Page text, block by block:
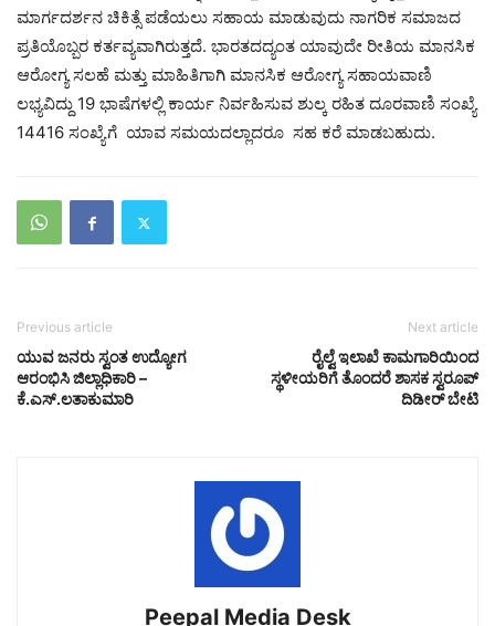
ಮಾರ್ಗದರ್ಶನ ಚಿಕಿತ್ಸೆ ಪಡೆಯಲು ಸಹಾಯ ಮಾಡುವುದು ನಾಗರಿಕ ಸಮಾಜದ
ಪ್ರತಿಯೊಬ್ಬರ ಕರ್ತವ್ಯವಾಗಿರುತ್ತದೆ. ಭಾರತದದ್ಯಂತ ಯಾವುದೇ ರೀತಿಯ ಮಾನಸಿಕ
ಆರೋಗ್ಯ ಸಲಹೆ ಮತ್ತು ಮಾಹಿತಿಗಾಗಿ ಮಾನಸಿಕ ಆರೋಗ್ಯ ಸಹಾಯವಾಣಿ
ಲಭ್ಯವಿದ್ದು 19 ಭಾಷೆಗಳಲ್ಲಿ ಕಾರ್ಯ ನಿರ್ವಹಿಸುವ ಶುಲ್ಕ ರಹಿತ ದೂರವಾಣಿ ಸಂಖ್ಯೆ
14416 ಸಂಖ್ಯೆಗೆ ಯಾವ ಸಮಯದಲ್ಲಾದರೂ ಸಹ ಕರೆ ಮಾಡಬಹುದು.
Previous article
ಯುವ ಜನರು ಸ್ವಂತ ಉದ್ಯೋಗ
ಆರಂಭಿಸಿ ಜಿಲ್ಲಾಧಿಕಾರಿ –
ಕೆ.ಎಸ್.ಲತಾಕುಮಾರಿ
Next article
ರೈಲ್ವೆ ಇಲಾಖೆ ಕಾಮಗಾರಿಯಿಂದ
ಸ್ಥಳೀಯರಿಗೆ ತೊಂದರೆ ಶಾಸಕ ಸ್ವರೂಪ್‌
ದಿಡೀರ್‌ ಬೇಟಿ
Peepal Media Desk